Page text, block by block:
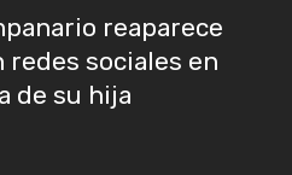
reaparece
sociales en
de su hija